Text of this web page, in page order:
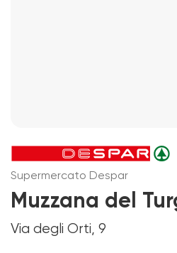
Supermercato Despar
Muzzana del
Via degli Orti, 9